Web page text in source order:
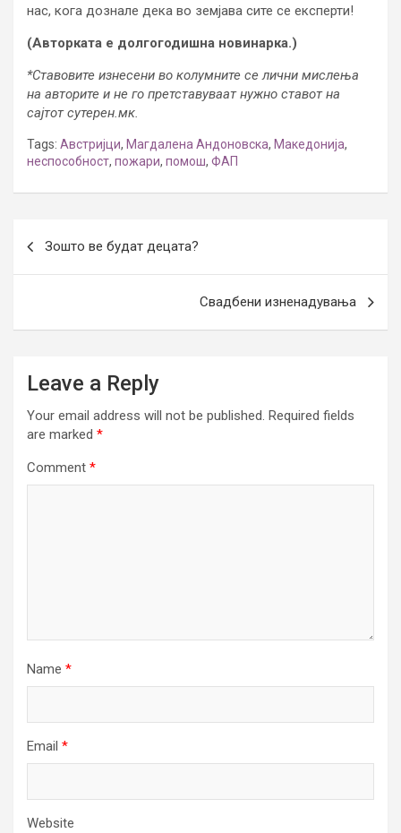
нас, кога дознале дека во земјава сите се експерти!
(Авторката е долгогодишна новинарка.)
*Ставовите изнесени во колумните се лични мислења
на авторите и не го претставуваат нужно ставот на
сајтот сутерен.мк.
Tags: Австријци, Магдалена Андоновска, Македонија,
неспособност, пожари, помош, ФАП
navigation
Зошто ве будат децата?
Свадбени изненадувања
Leave a Reply
Your email address will not be published. Required fields
are marked *
Comment *
Name *
Email *
Website